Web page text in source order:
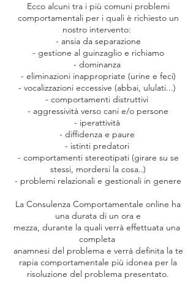
Ecco alcuni tra i più comuni problemi
comportamentali per i quali è richiesto un
nostro intervento:
- ansia da separazione
- gestione al guinzaglio e richiamo
- dominanza
- eliminazioni inappropriate (urine e feci)
- vocalizzazioni eccessive (abbai, ululati...)
- comportamenti distruttivi
- aggressività verso cani e/o persone
- iperattività
- diffidenza e paure
- istinti predatori
- comportamenti stereotipati (girare su se
stessi, mordersi la cosa..)
- problemi relazionali e gestionali in genere
La Consulenza Comportamentale online ha
una durata di un ora e
mezza, durante la quali verrà effettuata una
completa
anamnesi del problema e verrà definita la te
rapia comportamentale più idonea per la
risoluzione del problema presentato.